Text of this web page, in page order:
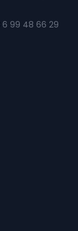
6 99 48 66 29